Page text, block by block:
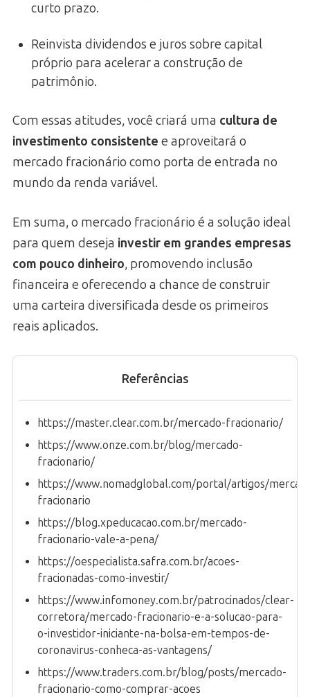
curto prazo.
Reinvista dividendos e juros sobre capital
próprio para acelerar a construção de
patrimônio.
Com essas atitudes, você criará uma cultura de
investimento consistente e aproveitará o
mercado fracionário como porta de entrada no
mundo da renda variável.
Em suma, o mercado fracionário é a solução ideal
para quem deseja investir em grandes empresas
com pouco dinheiro, promovendo inclusão
financeira e oferecendo a chance de construir
uma carteira diversificada desde os primeiros
reais aplicados.
Referências
https://master.clear.com.br/mercado-fracionario/
https://www.onze.com.br/blog/mercado-
fracionario/
https://www.nomadglobal.com/portal/artigos/
fracionario
https://blog.xpeducacao.com.br/mercado-
fracionario-vale-a-pena/
https://oespecialista.safra.com.br/acoes-
fracionadas-como-investir/
https://www.infomoney.com.br/patrocinados/clear-
corretora/mercado-fracionario-e-a-solucao-para-
o-investidor-iniciante-na-bolsa-em-tempos-de-
coronavirus-conheca-as-vantagens/
https://www.traders.com.br/blog/posts/mercado-
fracionario-como-comprar-acoes